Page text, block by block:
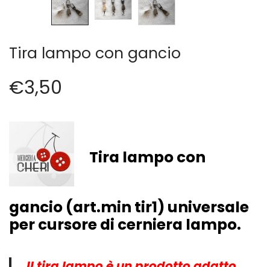
Cappelli (16)
Cerniere lampo / Zip/Fibbie (27)
Filati (32)
Fodere (5)
LANA (27)
Minuterie (58)
Nastri, fettucce, cordoni, (49)
Pizzi (11)
Quadri Mezzo Punto (92)
Canovacci Completi di Filati e Ago (24)
Set di Bottoni Vintage (77)
Tira lampo con gancio
€3,50
Tira lampo con
gancio (art.min tir1) universale
per cursore di cerniera lampo.